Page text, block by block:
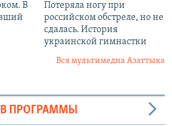
В
Потеряла ногу при
российском обстреле, но не
сдалась. История
украинской гимнастки
Вся мультимедиа Азаттыка
ПРОГРАММЫ